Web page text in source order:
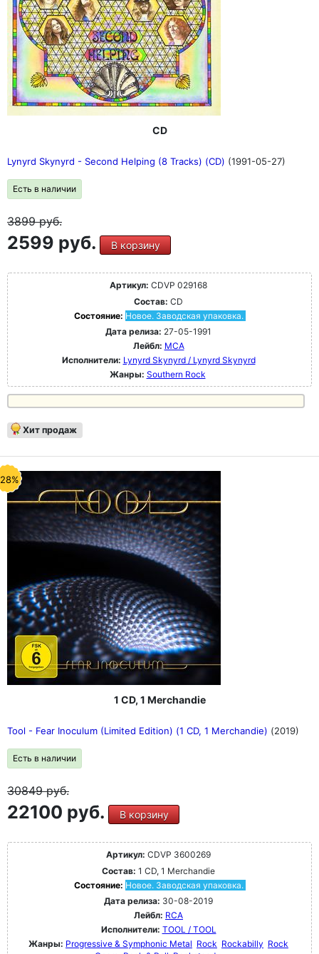
CD
Lynyrd Skynyrd - Second Helping (8 Tracks) (CD) (1991-05-27)
Есть в наличии
3899руб.
2599 руб. В корзину
Артикул: CDVP 029168
Состав: CD
Состояние: Новое. Заводская упаковка.
Дата релиза: 27-05-1991
Лейбл: MCA
Исполнители: Lynyrd Skynyrd / Lynyrd Skynyrd
Жанры: Southern Rock
Хит продаж
1 CD, 1 Merchandie
Tool - Fear Inoculum (Limited Edition) (1 CD, 1 Merchandie) (2019)
Есть в наличии
30849руб.
22100 руб. В корзину
Артикул: CDVP 3600269
Состав: 1 CD, 1 Merchandie
Состояние: Новое. Заводская упаковка.
Дата релиза: 30-08-2019
Лейбл: RCA
Исполнители: TOOL / TOOL
Жанры: Progressive & Symphonic Metal Rock Rockabilly Rock